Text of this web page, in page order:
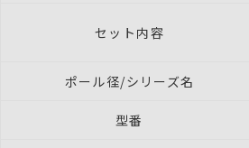
セット内容
ポール径/シリーズ名
型番